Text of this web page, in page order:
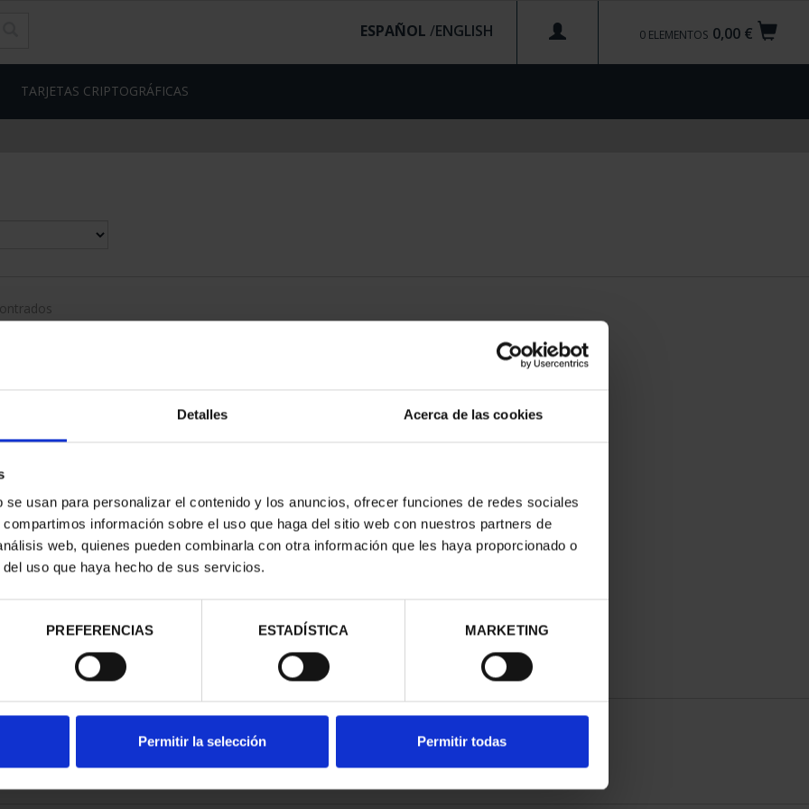
Detalles Acerca de las cookies
usan para personalizar el contenido y los anuncios, ofrecer funciones de redes sociales
información sobre el uso que haga del sitio web con nuestros partners de
web, quienes pueden combinarla con otra información que les haya proporcionado o
uso que haya hecho de sus servicios.
PREFERENCIAS ESTADÍSTICA MARKETING
Permitir la selección Permitir todas
0,00 €
0 ELEMENTOS
ESPAÑOL /
TARJETAS CRIPTOGRÁFICAS
-
CAPITALES ESPAÑOLAS -
TARRAGONA